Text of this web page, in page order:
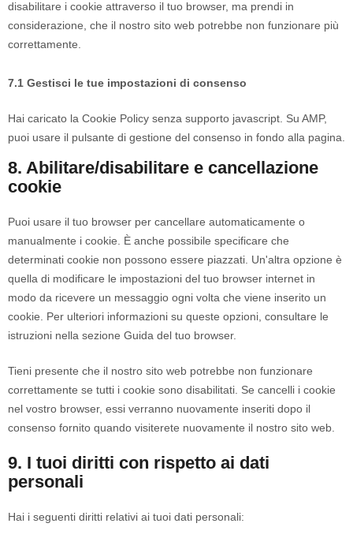
disabilitare i cookie attraverso il tuo browser, ma prendi in
considerazione, che il nostro sito web potrebbe non funzionare più
correttamente.
7.1 Gestisci le tue impostazioni di consenso
Hai caricato la Cookie Policy senza supporto javascript. Su AMP,
puoi usare il pulsante di gestione del consenso in fondo alla pagina.
8. Abilitare/disabilitare e cancellazione
cookie
Puoi usare il tuo browser per cancellare automaticamente o
manualmente i cookie. È anche possibile specificare che
determinati cookie non possono essere piazzati. Un'altra opzione è
quella di modificare le impostazioni del tuo browser internet in
modo da ricevere un messaggio ogni volta che viene inserito un
cookie. Per ulteriori informazioni su queste opzioni, consultare le
istruzioni nella sezione Guida del tuo browser.
Tieni presente che il nostro sito web potrebbe non funzionare
correttamente se tutti i cookie sono disabilitati. Se cancelli i cookie
nel vostro browser, essi verranno nuovamente inseriti dopo il
consenso fornito quando visiterete nuovamente il nostro sito web.
9. I tuoi diritti con rispetto ai dati
personali
Hai i seguenti diritti relativi ai tuoi dati personali: